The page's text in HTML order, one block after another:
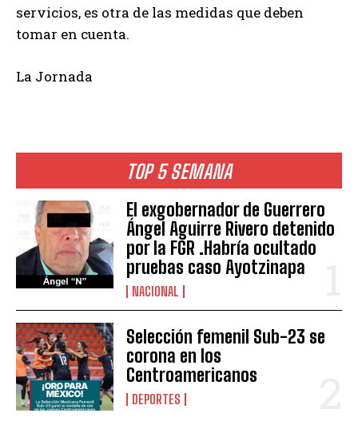
TOP 5 SEMANA
El exgobernador de Guerrero
Ángel Aguirre Rivero detenido
por la FGR .Habría ocultado
pruebas caso Ayotzinapa
NACIONAL
Selección femenil Sub-23 se
corona en los
Centroamericanos
DEPORTES
servicios, es otra de las medidas que deben
tomar en cuenta.
La Jornada